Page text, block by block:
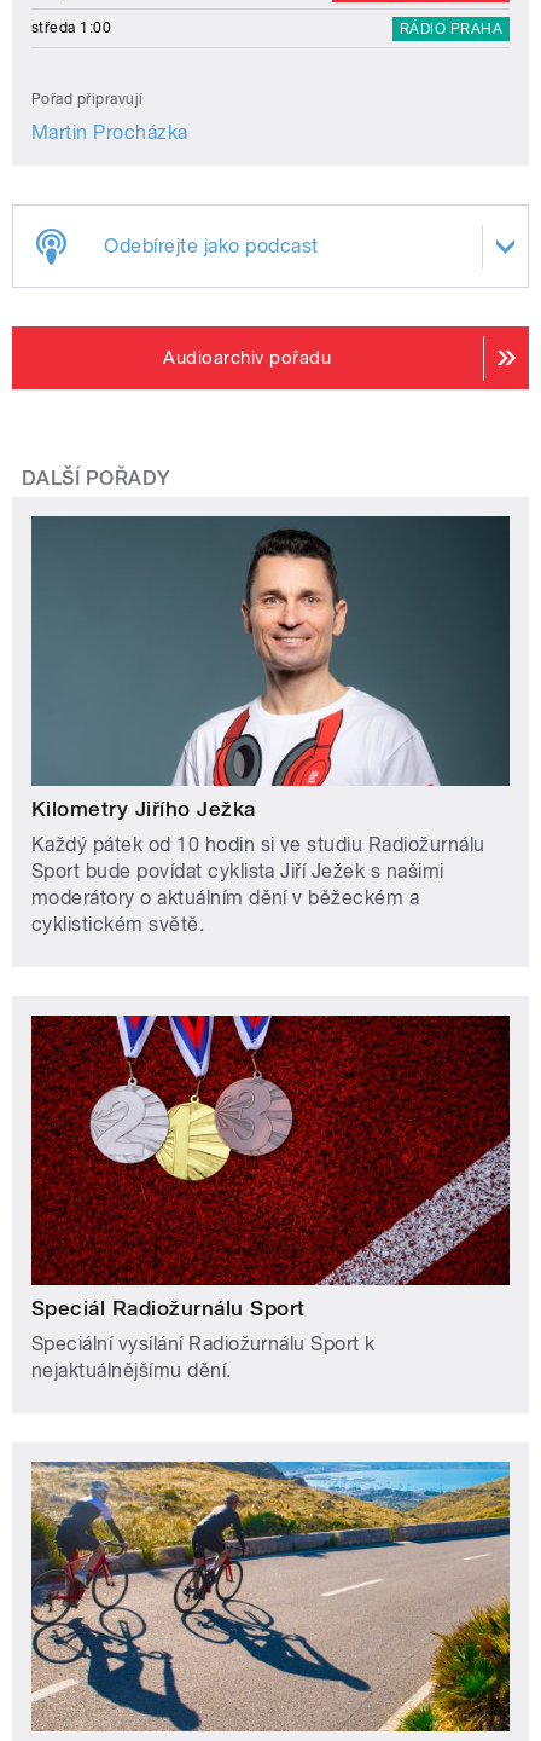
středa 1:00 RÁDIO PRAHA
Pořad připravují
Martin Procházka
Odebírejte jako podcast
Audioarchiv pořadu
DALŠÍ POŘADY
Kilometry Jiřího Ježka
Každý pátek od 10 hodin si ve studiu Radiožurnálu
Sport bude povídat cyklista Jiří Ježek s našimi
moderátory o aktuálním dění v běžeckém a
cyklistickém světě.
Speciál Radiožurnálu Sport
Speciální vysílání Radiožurnálu Sport k
nejaktuálnějšímu dění.